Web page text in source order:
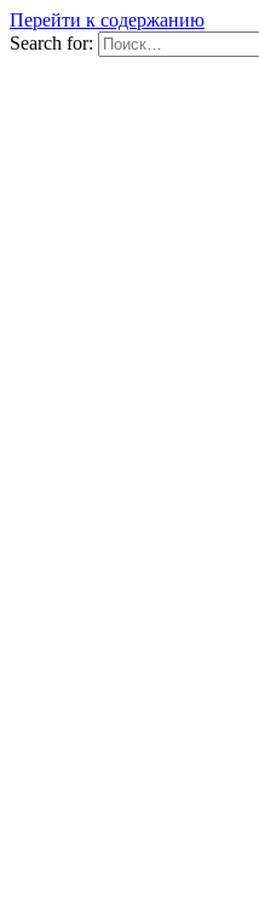
Перейти к содержанию
Search for: